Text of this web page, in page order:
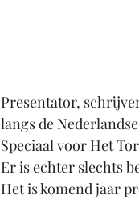
Presentator,
langs de
Speciaal voor Het
Er is echter slechts
Het is komend jaar